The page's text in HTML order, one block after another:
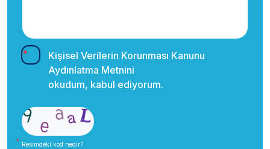
Kişisel Verilerin Korunması Kanunu
Aydınlatma Metnini
okudum, kabul ediyorum.
Resimdeki kod nedir?